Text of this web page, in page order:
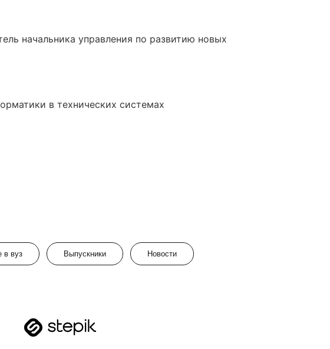
начальника управления по развитию новых
в технических системах
в вуз Выпускники Новости